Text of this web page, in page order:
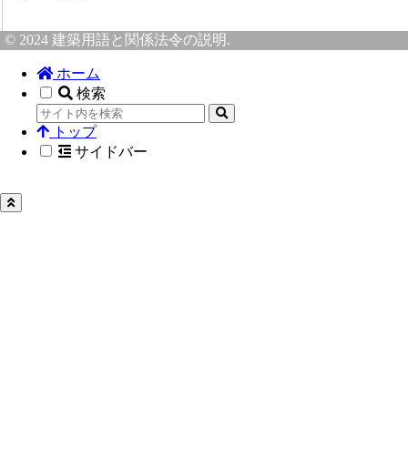
© 2024 建築用語と関係法令の説明.
ホーム
検索
トップ
サイドバー